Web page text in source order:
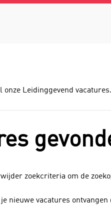
onze Leidinggevend vacatures.
zoekcriteria om de
nieuwe vacatures